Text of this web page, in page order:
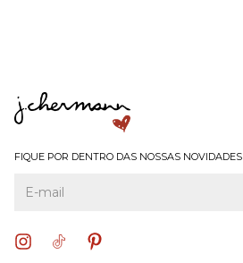
FIQUE POR DENTRO DAS NOSSAS NOVIDADES